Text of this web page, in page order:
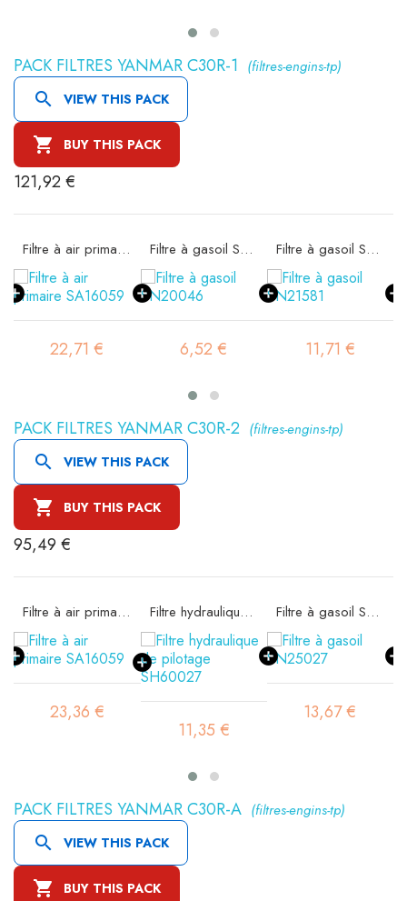
PACK FILTRES YANMAR C30R-1 (filtres-engins-tp)
 VIEW THIS PACK
 BUY THIS PACK
121,92 €
Filtre à air primaire SA16059
22,71 €
Filtre à gasoil SN20046
6,52 €
Filtre à gasoil SN21581
11,71 €
PACK FILTRES YANMAR C30R-2 (filtres-engins-tp)
 VIEW THIS PACK
 BUY THIS PACK
95,49 €
Filtre à air primaire SA16059
23,36 €
Filtre hydraulique de pilotage SH60027
11,35 €
Filtre à gasoil SN25027
13,67 €
PACK FILTRES YANMAR C30R-A (filtres-engins-tp)
 VIEW THIS PACK
 BUY THIS PACK